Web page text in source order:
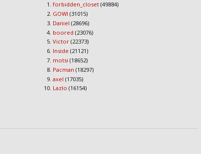
forbidden_closet (49884)
GOWI (31015)
Daniel (28696)
boored (23076)
Victor (22373)
Inside (21121)
motsi (18652)
Pacman (18297)
axel (17035)
Lazlo (16154)